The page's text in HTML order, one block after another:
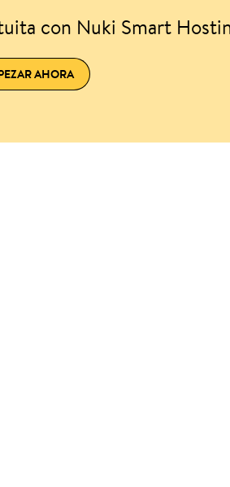
con Nuki Smart
AHORA